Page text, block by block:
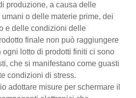
produzione, a causa delle
o delle materie prime, dei
e delle condizioni delle
finale non può raggiungere
ogni lotto di prodotti finiti ci sono
che si manifestano come guasti
condizioni di stress.
adottare misure per schermare il